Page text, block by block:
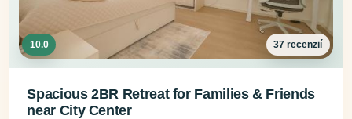
10.0 37 recenzií
Spacious 2BR Retreat for Families & Friends
near City Center